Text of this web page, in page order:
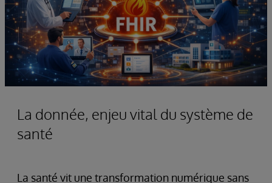
La donnée, enjeu vital du système de
santé
La santé vit une transformation numérique sans